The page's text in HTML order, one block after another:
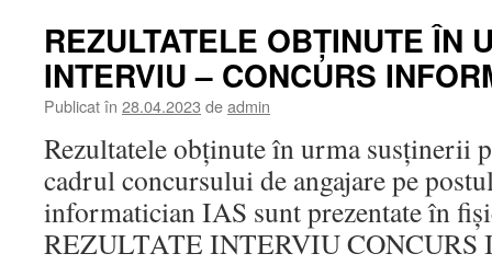
REZULTATELE OBȚINUTE ÎN
INTERVIU – CONCURS
Publicat în 28.04.2023 deadmin
Rezultatele obținute în urma susținerii
cadrul concursului de angajare pe
informatician IAS sunt prezentate în
REZULTATE INTERVIU